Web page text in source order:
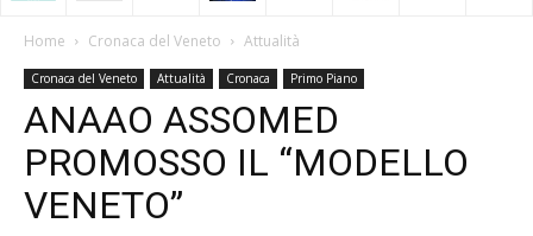
Veneto
Home Cronaca del Veneto Attualità
Cronaca del Veneto Attualità Cronaca Primo Piano
ANAAO ASSOMED
PROMOSSO IL “MODELLO
VENETO”